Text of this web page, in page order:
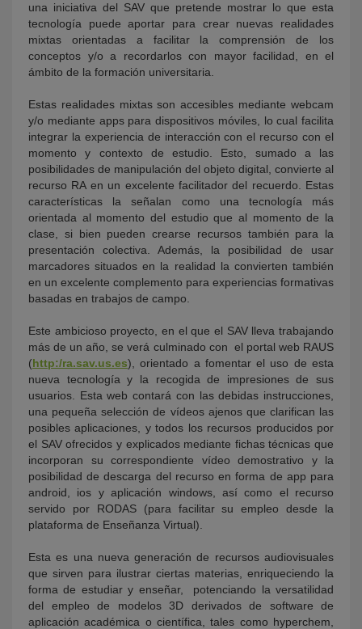
una iniciativa del SAV que pretende mostrar lo que esta
tecnología puede aportar para crear nuevas realidades
mixtas orientadas a facilitar la comprensión de los
conceptos y/o a recordarlos con mayor facilidad, en el
ámbito de la formación universitaria.
Estas realidades mixtas son accesibles mediante webcam
y/o mediante apps para dispositivos móviles, lo cual facilita
integrar la experiencia de interacción con el recurso con el
momento y contexto de estudio. Esto, sumado a las
posibilidades de manipulación del objeto digital, convierte al
recurso RA en un excelente facilitador del recuerdo. Estas
características la señalan como una tecnología más
orientada al momento del estudio que al momento de la
clase, si bien pueden crearse recursos también para la
presentación colectiva. Además, la posibilidad de usar
marcadores situados en la realidad la convierten también
en un excelente complemento para experiencias formativas
basadas en trabajos de campo.
Este ambicioso proyecto, en el que el SAV lleva trabajando
más de un año, se verá culminado con el portal web RAUS
(http:/ra.sav.us.es), orientado a fomentar el uso de esta
nueva tecnología y la recogida de impresiones de sus
usuarios. Esta web contará con las debidas instrucciones,
una pequeña selección de vídeos ajenos que clarifican las
posibles aplicaciones, y todos los recursos producidos por
el SAV ofrecidos y explicados mediante fichas técnicas que
incorporan su correspondiente vídeo demostrativo y la
posibilidad de descarga del recurso en forma de app para
android, ios y aplicación windows, así como el recurso
servido por RODAS (para facilitar su empleo desde la
plataforma de Enseñanza Virtual).
Esta es una nueva generación de recursos audiovisuales
que sirven para ilustrar ciertas materias, enriqueciendo la
forma de estudiar y enseñar, potenciando la versatilidad
del empleo de modelos 3D derivados de software de
aplicación académica o científica, tales como hyperchem,